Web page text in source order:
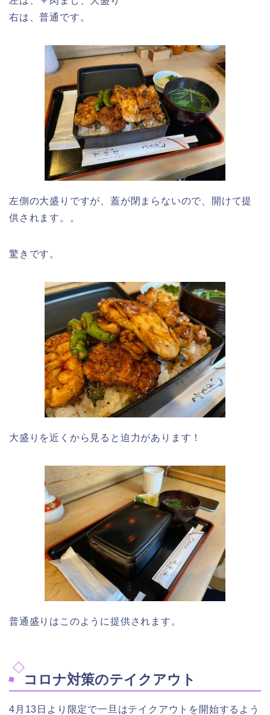
右は、普通です。
左側の大盛りですが、蓋が閉まらないので、開けて提
供されます。。
驚きです。
大盛りを近くから見ると迫力があります！
普通盛りはこのように提供されます。
コロナ対策のテイクアウト
4月13日より限定で一旦はテイクアウトを開始するよう